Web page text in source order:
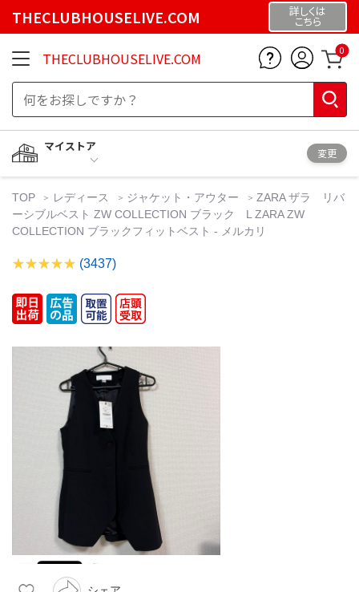
THECLUBHOUSELIVE.COM 詳しくは
こちら
THECLUBHOUSELIVE.COM 0
マイストア
変更
TOP レディース ジャケット・アウター
ZARA ザラ リバ
ーシブルベスト ZW COLLECTION ブラック L ZARA ZW
COLLECTION ブラックフィットベスト - メルカリ
(3437)